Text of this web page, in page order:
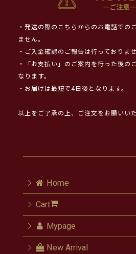
・発送の際のこちらからのお電話での
ません。
・ご入金確認のご報告は行っておりませ
・「お支払い」のご案内を行った後の
なります。
・お届けは最短で4日後となります。
以上をご了承の上、ご注文をお願いいた
Home
Cart
Mypage
New Arrival